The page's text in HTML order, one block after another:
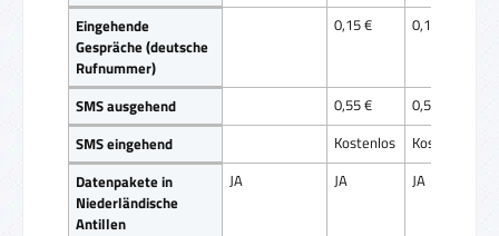
Eingehende
Gespräche (deutsche
Rufnummer)
0,15 € 0,15 €
SMS ausgehend 0,55 €
0,55 €
SMS eingehend
Kostenlos
Kostenlos
Datenpakete in
Niederländische
Antillen
JA JA JA